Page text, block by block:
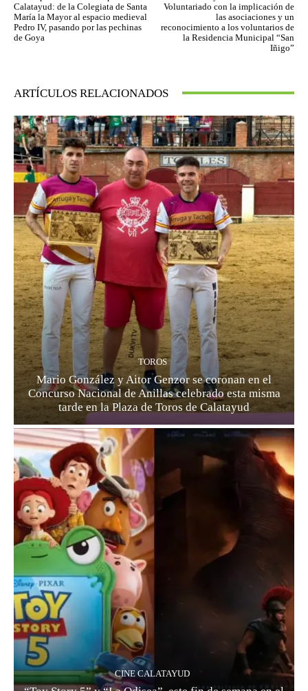
Calatayud: de la Colegiata de Santa
María la Mayor al espacio medieval
Pedro IV, pasando por las pechinas
de Goya
Voluntariado con la implicación de
las asociaciones y un
reconocimiento a los voluntarios de
la Residencia Municipal “San
Iñigo”
ARTÍCULOS RELACIONADOS
TOROS
Mario González y Aitor Genzor se coronan en el
Concurso Nacional de Anillas celebrado esta misma
tarde en la Plaza de Toros de Calatayud
CINE CALATAYUD